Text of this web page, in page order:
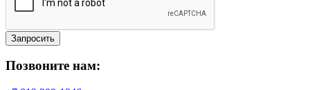
Запросить
Позвоните нам: